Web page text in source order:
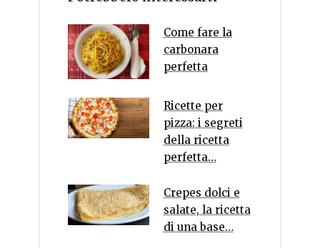
Come fare la
carbonara
perfetta
Ricette per
pizza: i segreti
della ricetta
perfetta…
Crepes dolci e
salate, la ricetta
di una base…